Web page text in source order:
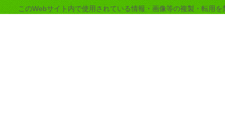
このWebサイト内で使用されている情報・画像等の複製・転